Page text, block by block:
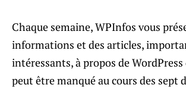
Chaque semaine, WPInfos vous
informations et des articles,
intéressants, à propos de WordPress
peut être manqué au cours des sept